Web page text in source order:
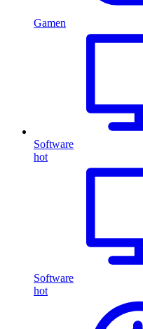
Gamen
Software
hot
Software
hot